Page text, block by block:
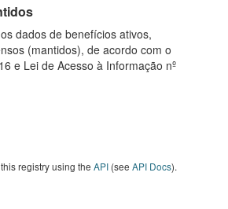
dados de benefícios ativos,
(mantidos), de acordo com o
e Lei de Acesso à Informação nº
registry using the API (see API Docs).